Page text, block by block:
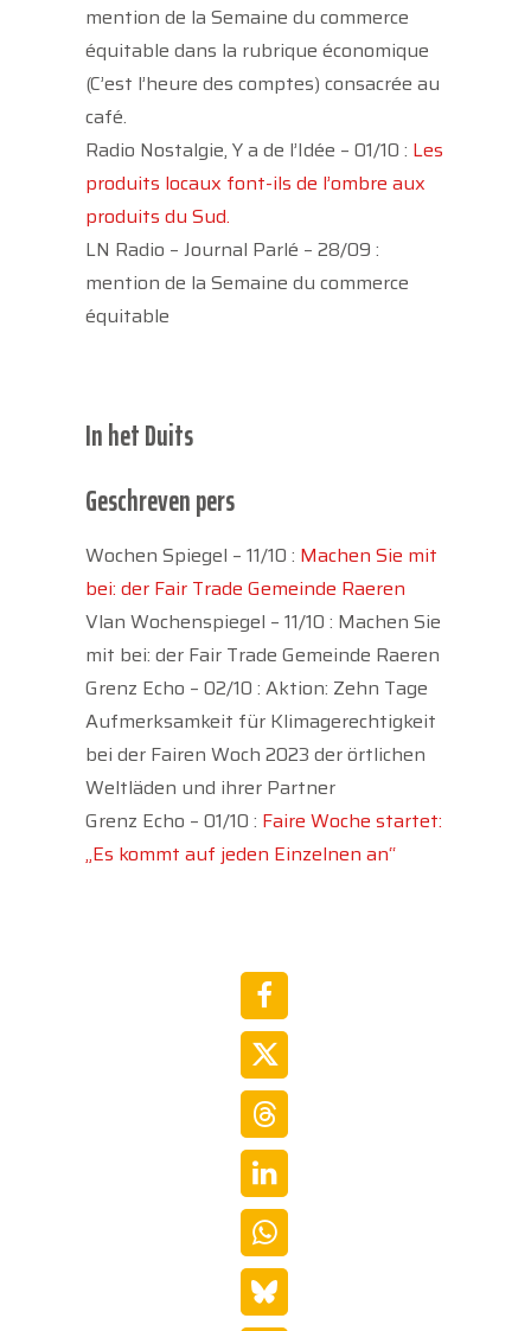
mention de la Semaine du commerce
équitable dans la rubrique économique
(C’est l’heure des comptes) consacrée au
café.
Radio Nostalgie, Y a de l’Idée – 01/10 : Les
produits locaux font-ils de l’ombre aux
produits du Sud.
LN Radio – Journal Parlé – 28/09 :
mention de la Semaine du commerce
équitable
In het Duits
Geschreven pers
Wochen Spiegel – 11/10 : Machen Sie mit
bei: der Fair Trade Gemeinde Raeren
Vlan Wochenspiegel – 11/10 : Machen Sie
mit bei: der Fair Trade Gemeinde Raeren
Grenz Echo – 02/10 : Aktion: Zehn Tage
Aufmerksamkeit für Klimagerechtigkeit
bei der Fairen Woch 2023 der örtlichen
Weltläden und ihrer Partner
Grenz Echo – 01/10 : Faire Woche startet:
„Es kommt auf jeden Einzelnen an“